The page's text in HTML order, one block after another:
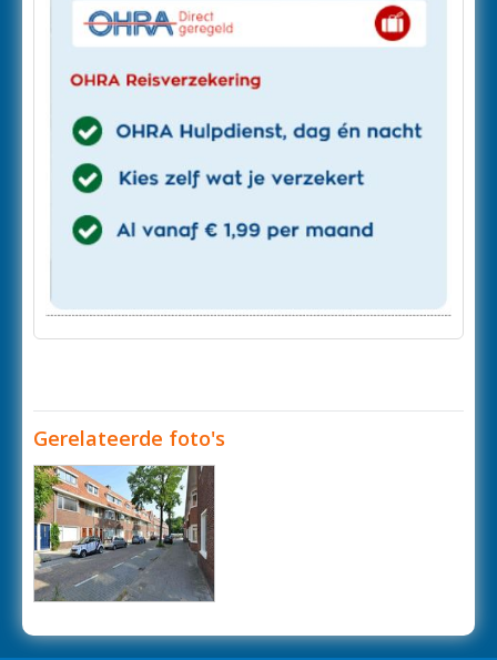
Gerelateerde foto's